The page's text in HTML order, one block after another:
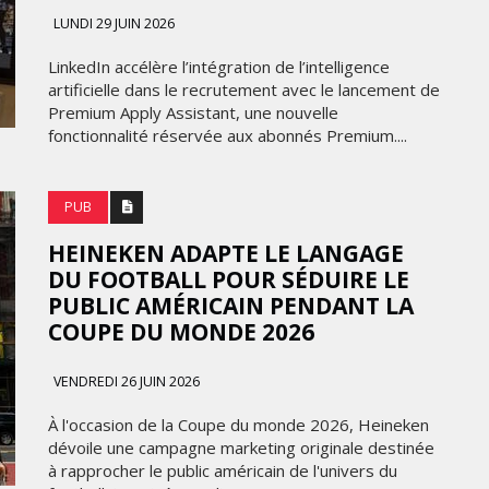
LUNDI 29 JUIN 2026
LinkedIn accélère l’intégration de l’intelligence
artificielle dans le recrutement avec le lancement de
Premium Apply Assistant, une nouvelle
fonctionnalité réservée aux abonnés Premium....
PUB
HEINEKEN ADAPTE LE LANGAGE
DU FOOTBALL POUR SÉDUIRE LE
PUBLIC AMÉRICAIN PENDANT LA
COUPE DU MONDE 2026
VENDREDI 26 JUIN 2026
À l'occasion de la Coupe du monde 2026, Heineken
dévoile une campagne marketing originale destinée
à rapprocher le public américain de l'univers du
L’INNOVATION AFRICAINE
LUNDI 6 AVRIL 2026
MARKETING
SUR UNE CAMPAGNE
NATIONALE POUR
RÉINVENTER L’EXPÉRIENCE DU
MARIAGE